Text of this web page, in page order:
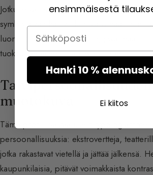
Jotkut eivät halua vaihtaa tuoksuaan. He
symboloivan hajuveden (karismaattinen,
luonne) tunnustuoksukseen, joka
tuoksu-identiteettinsä koko vuoden.
Talvipersoonallisuuden
muotokuva
Tämä profiili vastaa usein typologiamme
persoonallisuuksia: ekstrovertteja,
jotka rakastavat vietellä ja jättää jälkensä.
kaupunkilaisia, pitävät voimakkaista
ensimmäisestä
Email
Hanki 10 %
Ei kiitos